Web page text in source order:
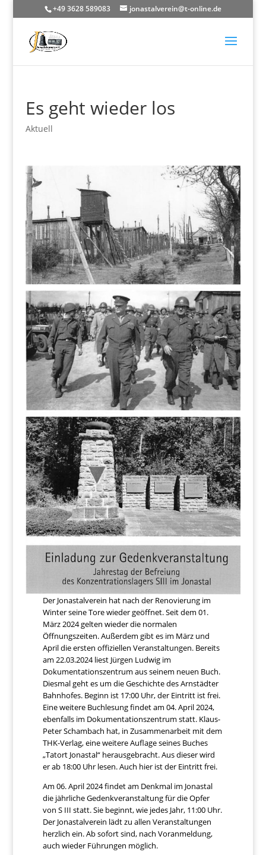
+49 3628 589083 jonastalverein@t-online.de
Es geht wieder los
Aktuell
Der Jonastalverein hat nach der Renovierung im
Winter seine Tore wieder geöffnet. Seit dem 01.
März 2024 gelten wieder die normalen
Öffnungszeiten. Außerdem gibt es im März und
April die ersten offiziellen Veranstaltungen. Bereits
am 22.03.2024 liest Jürgen Ludwig im
Dokumentationszentrum aus seinem neuen Buch.
Diesmal geht es um die Geschichte des Arnstädter
Bahnhofes. Beginn ist 17:00 Uhr, der Eintritt ist frei.
Eine weitere Buchlesung findet am 04. April 2024,
ebenfalls im Dokumentationszentrum statt. Klaus-
Peter Schambach hat, in Zusammenarbeit mit dem
THK-Verlag, eine weitere Auflage seines Buches
„Tatort Jonastal“ herausgebracht. Aus dieser wird
er ab 18:00 Uhr lesen. Auch hier ist der Eintritt frei.
Am 06. April 2024 findet am Denkmal im Jonastal
die jährliche Gedenkveranstaltung für die Opfer
von S III statt. Sie beginnt, wie jedes Jahr, 11:00 Uhr.
Der Jonastalverein lädt zu allen Veranstaltungen
herzlich ein. Ab sofort sind, nach Voranmeldung,
auch wieder Führungen möglich.